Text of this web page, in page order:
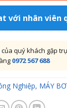
với nhân viên
quý khách gặp
0972 567 688
Nghiệp, MÁY